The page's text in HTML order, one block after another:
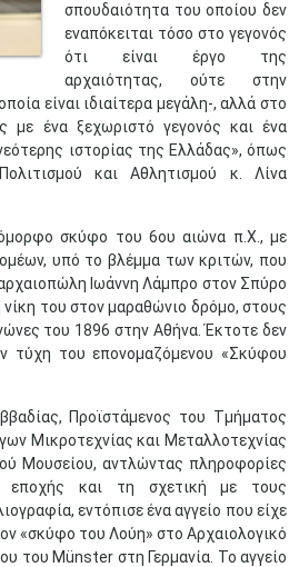
σπουδαιότητα του οποίου δεν
εναπόκειται τόσο στο γεγονός
ότι είναι έργο της
αρχαιότητας, ούτε στην
είναι ιδιαίτερα μεγάλη-, αλλά στο
με ένα ξεχωριστό γεγονός και ένα
ιστορίας της Ελλάδας», όπως
και Αθλητισμού κ. Λίνα
σκύφο του 6ου αιώνα π.Χ., με
υπό το βλέμμα των κριτών, που
Ιωάννη Λάμπρο στον Σπύρο
του στον μαραθώνιο δρόμο, στους
του 1896 στην Αθήνα. Έκτοτε δεν
τύχη του επονομαζόμενου «Σκύφου
Προϊστάμενος του Τμήματος
Μικροτεχνίας και Μεταλλοτεχνίας
Μουσείου, αντλώντας πληροφορίες
εποχής και τη σχετική με τους
εντόπισε ένα αγγείο που είχε
«σκύφο του Λούη» στο Αρχαιολογικό
του Münster στη Γερμανία. Το αγγείο